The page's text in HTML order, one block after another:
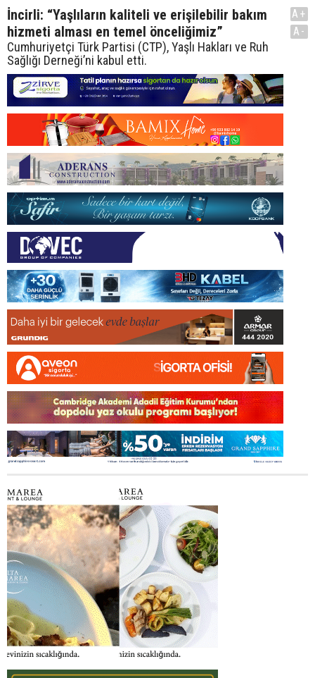
İncirli: “Yaşlıların kaliteli ve erişilebilir bakım
hizmeti alması en temel önceliğimiz”
Cumhuriyetçi Türk Partisi (CTP), Yaşlı Hakları ve Ruh
Sağlığı Derneği’ni kabul etti.
A+
A-